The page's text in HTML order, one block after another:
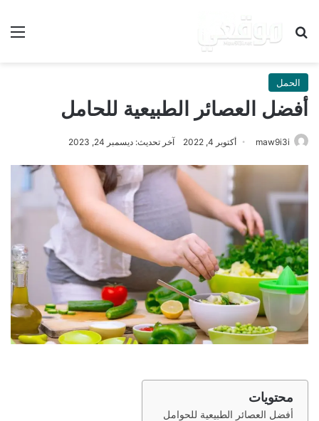
بحث عن
الحمل
أفضل العصائر الطبيعية للحامل
maw9i3i أكتوبر 4, 2022 آخر تحديث: ديسمبر 24, 2023
محتويات
أفضل العصائر الطبيعية للحوامل